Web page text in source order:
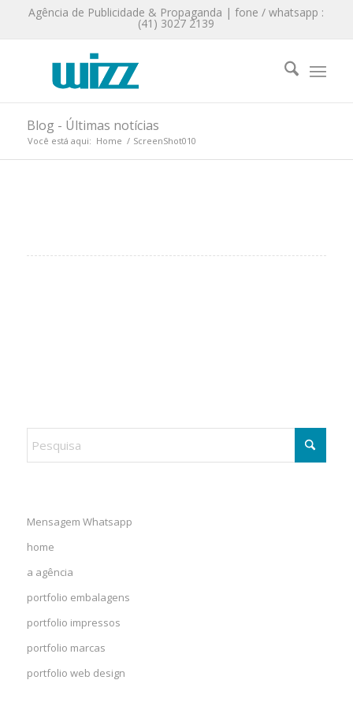
Agência de Publicidade & Propaganda | fone / whatsapp :
(41) 3027 2139
Blog - Últimas notícias
Você está aqui: Home / ScreenShot010
Mensagem Whatsapp
home
a agência
portfolio embalagens
portfolio impressos
portfolio marcas
portfolio web design